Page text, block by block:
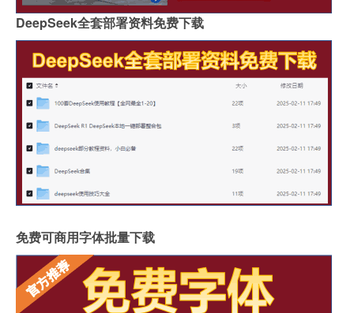
DeepSeek全套部署资料免费下载
免费可商用字体批量下载